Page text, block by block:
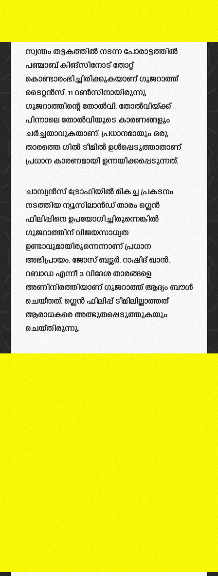
സ്വന്തം തട്ടകത്തിൽ നടന്ന പോരാട്ടത്തിൽ
പഞ്ചാബ് കിങ്‌സിനോട് തോറ്റ്
കൊണ്ടാരംഭിച്ചിരിക്കുകയാണ് ഗുജറാത്ത്
ടൈറ്റൻസ്. 11 റൺസിനായിരുന്നു
ഗുജറാത്തിന്റെ തോൽവി. തോൽവിയ്ക്ക്
പിന്നാലെ തോൽവിയുടെ കാരണങ്ങളും
ചർച്ചയാവുകയാണ്. പ്രധാനമായും ഒരു
താരത്തെ ഗിൽ ടീമിൽ ഉൾപ്പെടുത്താതാണ്
പ്രധാന കാരണമായി ഉന്നയിക്കപ്പെടുന്നത്.
ചാമ്പ്യൻസ് ട്രോഫിയിൽ മികച്ച പ്രകടനം
നടത്തിയ ന്യൂസിലാൻഡ് താരം ഗ്ലെൻ
ഫിലിപ്പിനെ ഉപയോഗിച്ചിരുന്നെങ്കിൽ
ഗുജറാത്തിന് വിജയസാധ്യത
ഉണ്ടാവുമായിരുന്നെന്നാണ് പ്രധാന
അഭിപ്രായം. ജോസ് ബട്ലർ, റാഷിദ് ഖാൻ,
റബാഡ എന്നീ 3 വിദേശ താരങ്ങളെ
അണിനിരത്തിയാണ് ഗുജറാത്ത് ആദ്യം ബൗൾ
ചെയ്തത്. ഗ്ലെൻ ഫിലിപ്പ് ടീമിലില്ലാത്തത്
ആരാധകരെ അത്ഭുതപ്പെടുത്തുകയും
ചെയ്തിരുന്നു.